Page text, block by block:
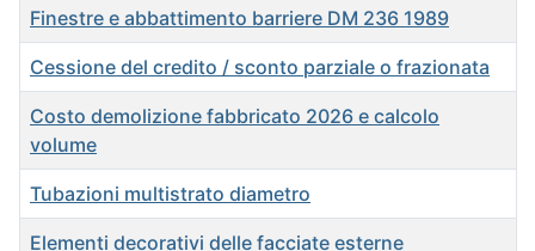
Finestre e abbattimento barriere DM 236 1989
Cessione del credito / sconto parziale o frazionata
Costo demolizione fabbricato 2026 e calcolo
volume
Tubazioni multistrato diametro
Elementi decorativi delle facciate esterne